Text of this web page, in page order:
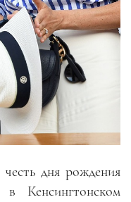
дня рождения
Кенсингтонском